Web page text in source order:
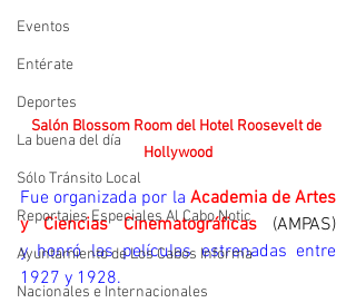
Eventos
Entérate
Deportes
La buena del día
Sólo Tránsito Local
Reportajes Especiales Al Cabo Notic
Ayuntamiento de Los Cabos Informa
Nacionales e Internacionales
Salón Blossom Room del Hotel Roosevelt de
Hollywood
Fue organizada por la Academia de Artes
y Ciencias Cinematográficas
y honró las películas estrenadas entre
1927 y 1928.